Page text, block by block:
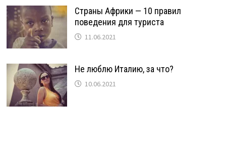
Страны Африки — 10 правил
поведения для туриста
11.06.2021
Не люблю Италию, за что?
10.06.2021